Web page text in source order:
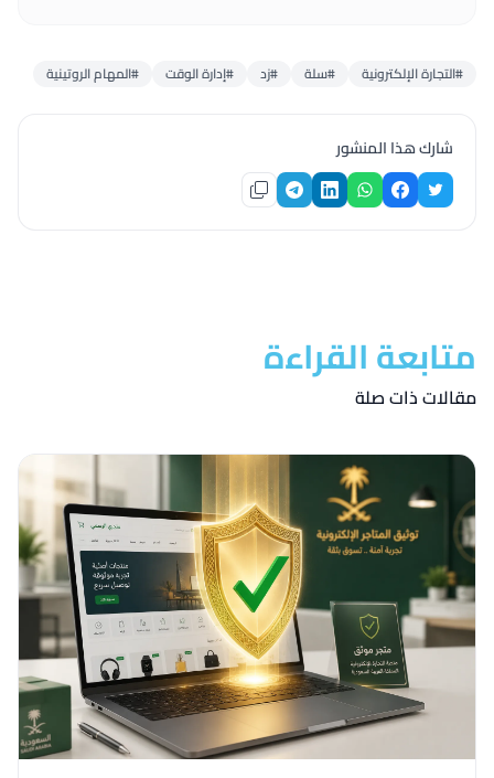
#التجارة الإلكترونية #سلة #زد #إدارة الوقت #المهام الروتينية
شارك هذا المنشور
متابعة القراءة
مقالات ذات صلة